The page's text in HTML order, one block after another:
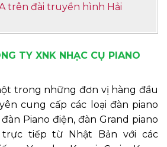
trên đài truyền hình Hải
TY XNK NHẠC CỤ PIANO
trong những đơn vị hàng đầu
cung cấp các loại đàn piano
Piano điện, đàn Grand piano
tiếp từ Nhật Bản với các